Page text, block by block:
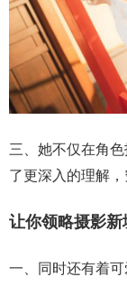
三、她不仅在角
了更深入的理解
让你领略摄影新
一、同时还有着